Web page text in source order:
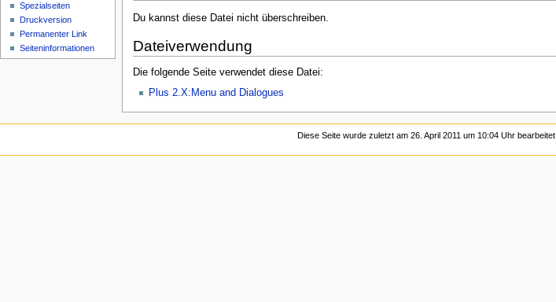
Du kannst diese Datei nicht überschreiben.
Dateiverwendung
Die folgende Seite verwendet diese Datei:
Plus 2.X:Menu and Dialogues
Spezialseiten
Druckversion
Permanenter Link
Seiten­­informationen
Diese Seite wurde zuletzt am 26. April 2011 um 10:04 Uhr bearbeitet.